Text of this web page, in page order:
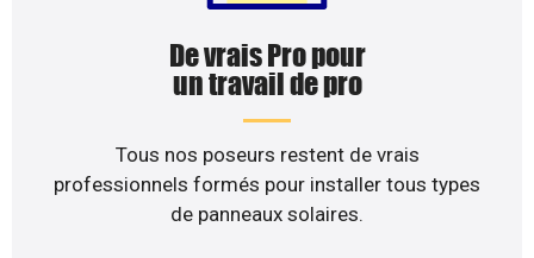
De vrais Pro pour
un travail de pro
Tous nos poseurs restent de vrais
professionnels formés pour installer tous types
de panneaux solaires.